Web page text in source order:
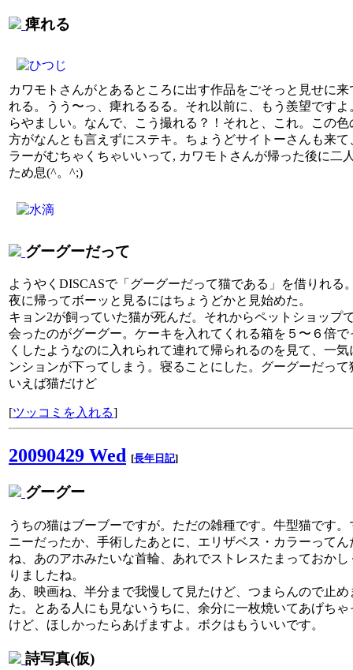
痺れる
カワモトさんがとあるところに出す作品をごそっと見せに来
れる。うう〜っ、痺れるるる。それ以前に、もう羨望ですよ
らやましい。なんで、こう撮れる？！それと、これ。この色
方がなんとも言えずにステキ。ちょうどサイトーさんも来て
ラーがむちゃくちゃいいって, カワモトさんが帰った後に二
ため息(^。^;)
グーグーだって
ようやくDISCASで「グーグーだって猫である」を借りれる
夜に帰ってボーッと見るにはちょうどかと見始めた。
キョン2が飼っていた猫が死んだ。それからペットショップ
会ったのがグーグー。ケーキを入れてくれる箱を５〜６倍で
くしたようなのに入れられて連れて帰られるのを見て、一気
ンションが下ってしまう。寝ることにした。グーグーだって
いえば猫だけど
[ツッコミを入れる]
20090429 Wed [長年日記]
グーグー
うちの猫はブーブーですが。ただの雑種です。牛型猫です。
ニーだったか、手術したあとに、エリザベス・カラーってん
ね、あのアホみたいな首輪、あれでストレスたまっておかし
りましたね。
あ、映画ね、半分まで我慢して見たけど、つまらんので止め
た。とある人にも見ないうちに、余分に一枚焼いてあげちゃ
けど、ほしかったらあげますよ。ボクはもういいです。
詩写真(仮)